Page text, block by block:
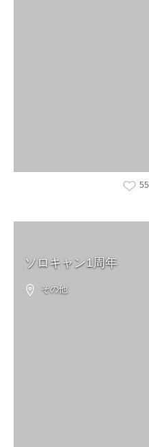
55
ソロキャン1周年
その他